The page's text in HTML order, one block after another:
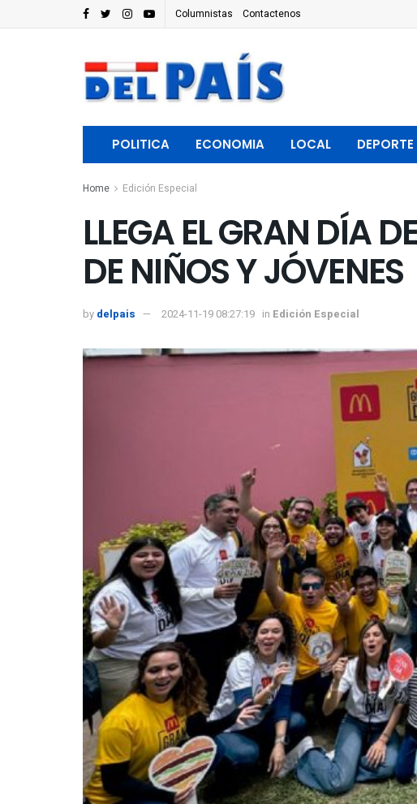
Columnistas Contactenos
POLITICA ECONOMIA LOCAL DEPORTE
Home Edición Especial
LLEGA EL GRAN DÍA
DE NIÑOS Y JÓVENES
by delpais 2024-11-19 08:27:19 in Edición Especial